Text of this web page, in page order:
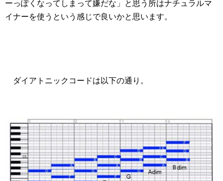
ーっぽくなってしまって嫌だな」と思う所はナチュラルマ
イナーを使うという感じで良いかと思います。
ダイアトニックコードは以下の通り。